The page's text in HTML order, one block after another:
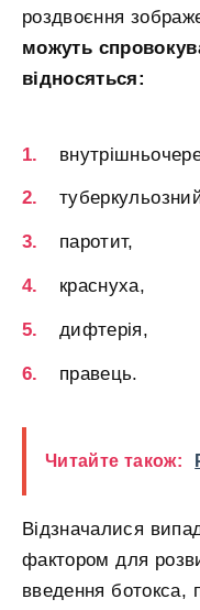
роздвоєння
можуть
відносяться:
туберкульозний
паротит,
краснуха,
дифтерія,
правець.
Читайте також:
Відзначалися
фактором для
введення ботокса,